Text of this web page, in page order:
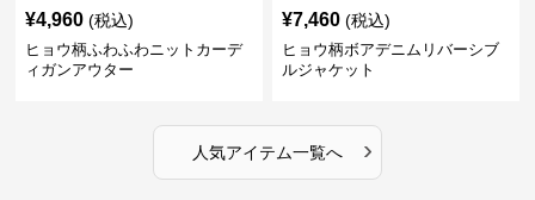
¥4,960 (税込)
ヒョウ柄ふわふわニットカーデ
ィガンアウター
¥7,460 (税込)
ヒョウ柄ボアデニムリバーシブ
ルジャケット
人気アイテム一覧へ ›